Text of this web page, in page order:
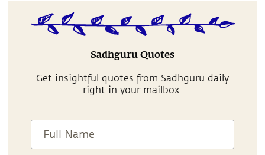
Sadhguru Quotes
Get insightful quotes from Sadhguru daily
right in your mailbox.